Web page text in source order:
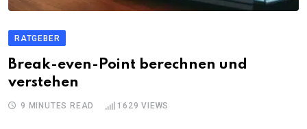
RATGEBER
Break-even-Point berechnen und
verstehen
9 MINUTES READ 1629 VIEWS